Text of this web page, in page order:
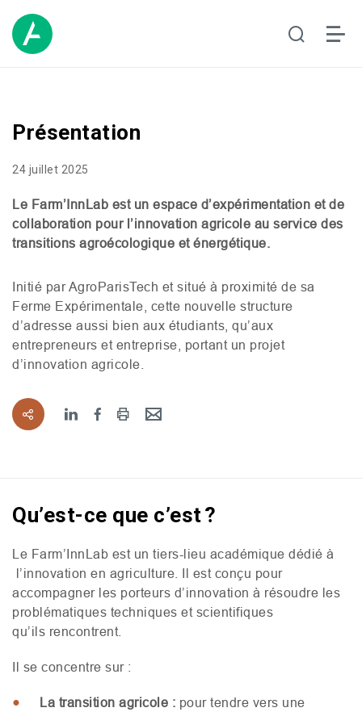
Présentation
24 juillet 2025
Le Farm’InnLab est un espace d’expérimentation et de
collaboration pour l’innovation agricole au service des
transitions agroécologique et énergétique.
Initié par AgroParisTech et situé à proximité de sa
Ferme Expérimentale, cette nouvelle structure
d’adresse aussi bien aux étudiants, qu’aux
entrepreneurs et entreprise, portant un projet
d’innovation agricole.
Qu’est-ce que c’est ?
Le Farm’InnLab est un tiers-lieu académique dédié à
l’innovation en agriculture. Il est conçu pour
accompagner les porteurs d’innovation à résoudre les
problématiques techniques et scientifiques
qu’ils rencontrent.
Il se concentre sur :
La transition agricole : pour tendre vers une